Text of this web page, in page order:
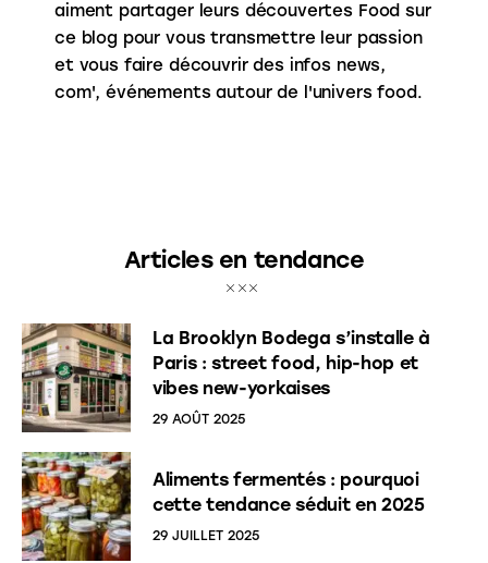
aiment partager leurs découvertes Food sur
ce blog pour vous transmettre leur passion
et vous faire découvrir des infos news,
com', événements autour de l'univers food.
Articles en tendance
La Brooklyn Bodega s’installe à
Paris : street food, hip-hop et
vibes new-yorkaises
29 AOÛT 2025
Aliments fermentés : pourquoi
cette tendance séduit en 2025
29 JUILLET 2025